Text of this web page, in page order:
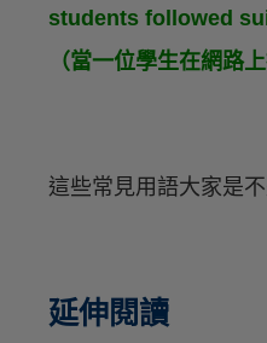
students followed
（當一位學生在網路
這些常見用語大家是
延伸閱讀